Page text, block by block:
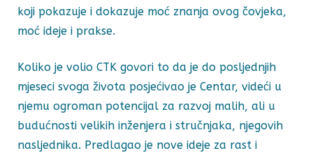
koji pokazuje i dokazuje moć znanja ovog čovjeka,
moć ideje i prakse.
Koliko je volio CTK govori to da je do posljednjih
mjeseci svoga života posjećivao je Centar, videći u
njemu ogroman potencijal za razvoj malih, ali u
budućnosti velikih inženjera i stručnjaka, njegovih
nasljednika. Predlagao je nove ideje za rast i